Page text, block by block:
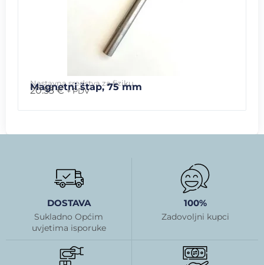
Nastavna sredstva za fiziku
Magnetni štap, 75 mm
20.53€ + PDV
DOSTAVA
Sukladno Općim
uvjetima isporuke
100%
Zadovoljni kupci